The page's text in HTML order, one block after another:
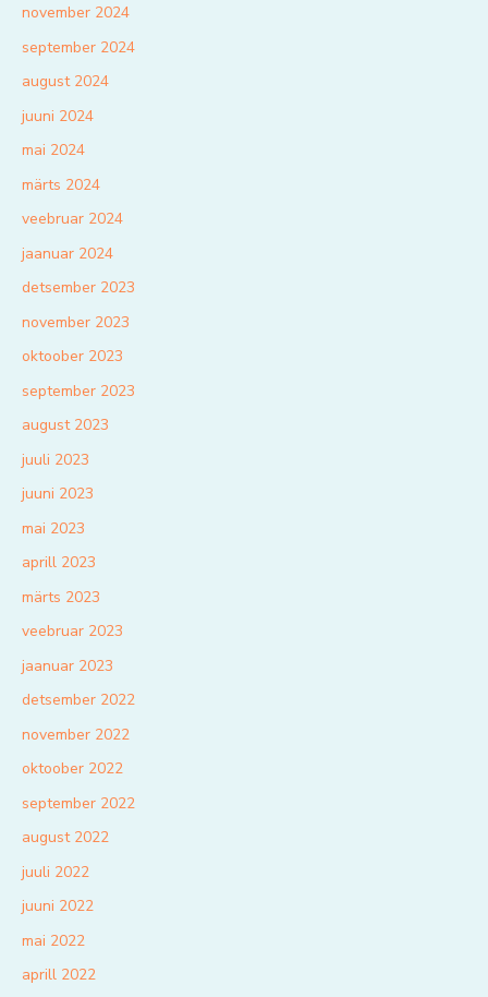
november 2024
september 2024
august 2024
juuni 2024
mai 2024
märts 2024
veebruar 2024
jaanuar 2024
detsember 2023
november 2023
oktoober 2023
september 2023
august 2023
juuli 2023
juuni 2023
mai 2023
aprill 2023
märts 2023
veebruar 2023
jaanuar 2023
detsember 2022
november 2022
oktoober 2022
september 2022
august 2022
juuli 2022
juuni 2022
mai 2022
aprill 2022